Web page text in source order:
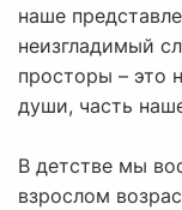
наше
неизгладимый
просторы – это
души, часть
В детстве мы
взрослом